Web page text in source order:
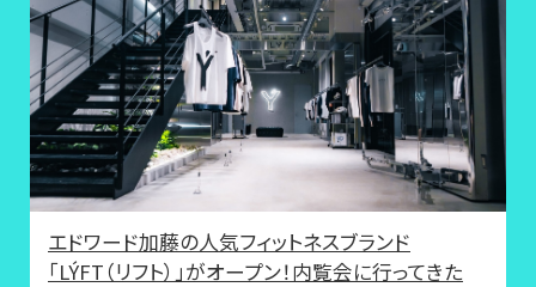
エドワード加藤の人気フィットネスブランド
「LÝFT（リフト）」がオープン！内覧会に行ってきた